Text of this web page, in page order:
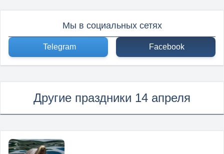
Мы в социальных сетях
Telegram Facebook
Другие праздники 14 апреля